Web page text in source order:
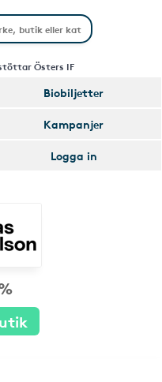
Östers IF
Biobiljetter
Kampanjer
Logga in